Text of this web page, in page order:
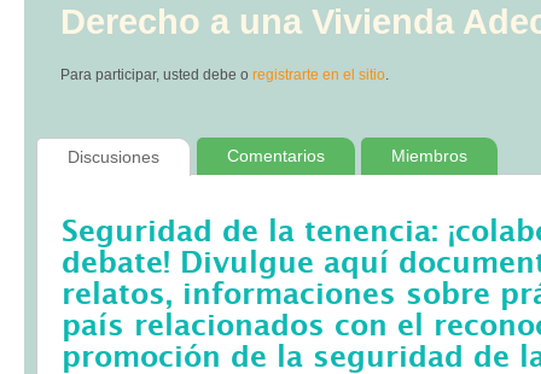
Derecho a una Vivienda
Para participar, usted debe o registrarte en el sitio.
Discusiones Comentarios Miembros
Seguridad de la tenencia:
debate! Divulgue aquí
relatos, informaciones sobre
país relacionados con el
promoción de la seguridad de